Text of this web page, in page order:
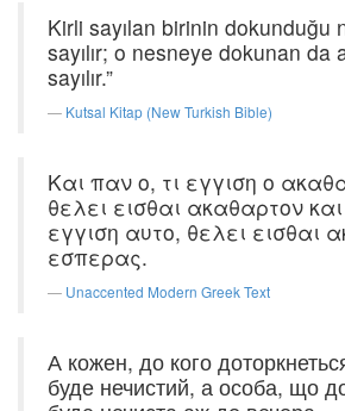
Kirli sayılan birinin dokunduğu
sayılır; o nesneye dokunan da
sayılır.”
Kutsal Kitap (New Turkish Bible)
Και παν ο, τι εγγιση ο
θελει εισθαι ακαθαρτον
εγγιση αυτο, θελει εισθαι
εσπερας.
Unaccented Modern Greek Text
А кожен, до кого
буде нечистий, а особа, що